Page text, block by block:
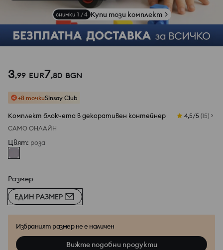
снимки 1 /4 Купи този комплект
3,99 EUR7,80 BGN
+8 точкиSinsay Club
Kомплект блокчета в декоративен контейнер 4,5/5 (15)
САМО ОНЛАЙН
Цвят: роза
Размер
ЕДИН РАЗМЕР
Избраният размер не е наличен
Вижте подобни продукти